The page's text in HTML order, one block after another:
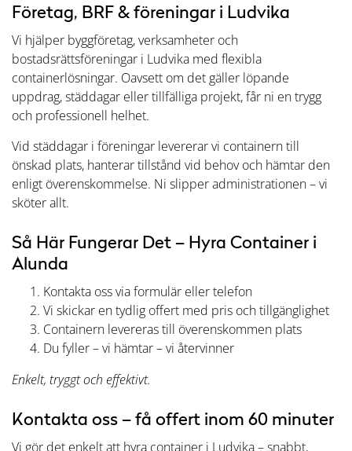
Företag, BRF & föreningar i Ludvika
Vi hjälper byggföretag, verksamheter och
bostadsrättsföreningar i Ludvika med flexibla
containerlösningar. Oavsett om det gäller löpande
uppdrag, städdagar eller tillfälliga projekt, får ni en trygg
och professionell helhet.
Vid städdagar i föreningar levererar vi containern till
önskad plats, hanterar tillstånd vid behov och hämtar den
enligt överenskommelse. Ni slipper administrationen – vi
sköter allt.
Så Här Fungerar Det – Hyra Container i
Alunda
Kontakta oss via formulär eller telefon
Vi skickar en tydlig offert med pris och tillgänglighet
Containern levereras till överenskommen plats
Du fyller – vi hämtar – vi återvinner
Enkelt, tryggt och effektivt.
Kontakta oss – få offert inom 60 minuter
Vi gör det enkelt att hyra container i Ludvika – snabbt,